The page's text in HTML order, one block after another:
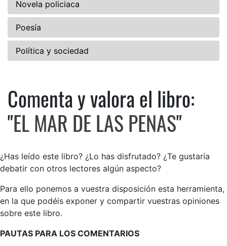
Novela policiaca
Poesía
Política y sociedad
Comenta y valora el libro: EL
Comenta y valora el libro:
"EL MAR DE LAS PENAS"
¿Has leído este libro? ¿Lo has disfrutado? ¿Te gustaría
debatir con otros lectores algún aspecto?
Para ello ponemos a vuestra disposición esta herramienta,
en la que podéis exponer y compartir vuestras opiniones
sobre este libro.
PAUTAS PARA LOS COMENTARIOS